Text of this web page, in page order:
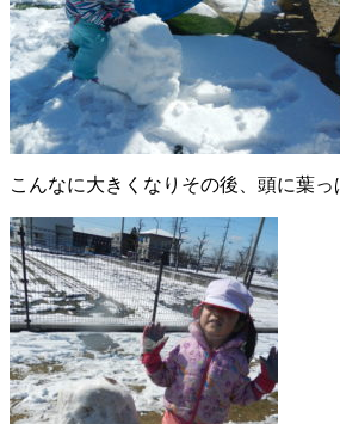
こんなに大きくなりその後、頭に葉